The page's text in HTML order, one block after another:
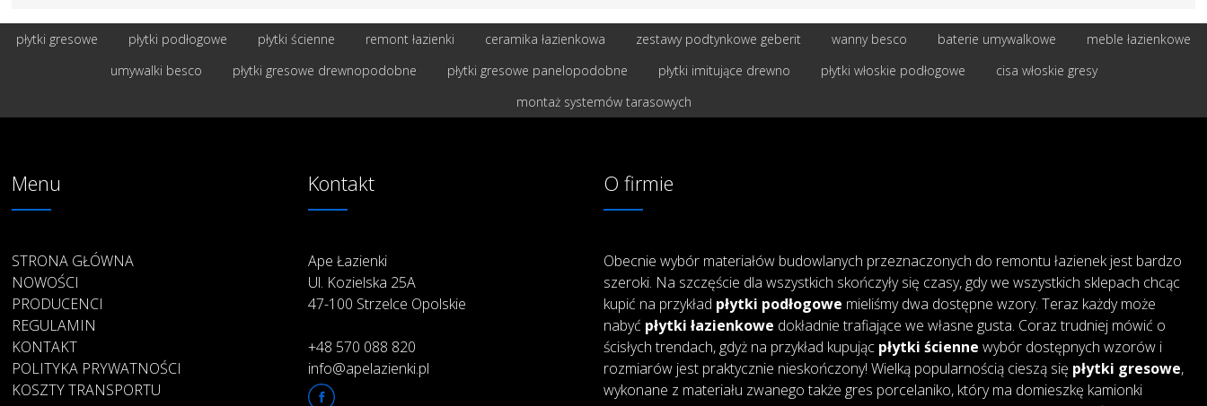
płytki gresowe płytki podłogowe płytki ścienne remont łazienki ceramika łazienkowa zestawy podtynkowe geberit wanny besco baterie umywalkowe
meble łazienkowe
umywalki besco
płytki gresowe drewnopodobne płytki gresowe panelopodobne płytki imitujące drewno płytki włoskie podłogowe
cisa włoskie gresy
montaż systemów tarasowych
Menu
STRONA GŁÓWNA
NOWOŚCI
PRODUCENCI
REGULAMIN
KONTAKT
POLITYKA PRYWATNOŚCI
KOSZTY TRANSPORTU
Kontakt
Ape Łazienki
Ul. Kozielska 25A
47-100 Strzelce Opolskie
+48 570 088 820
info@apelazienki.pl
O firmie
Obecnie wybór materiałów budowlanych przeznaczonych do remontu łazienek jest bardzo
szeroki. Na szczęście dla wszystkich skończyły się czasy, gdy we wszystkich sklepach chcąc
kupić na przykład płytki podłogowe mieliśmy dwa dostępne wzory. Teraz każdy może
nabyć płytki łazienkowe dokładnie trafiające we własne gusta. Coraz trudniej mówić o
ścisłych trendach, gdyż na przykład kupując płytki ścienne wybór dostępnych wzorów i
rozmiarów jest praktycznie nieskończony! Wielką popularnością cieszą się płytki gresowe,
wykonane z materiału zwanego także gres porcelaniko, który ma domieszkę kamionki